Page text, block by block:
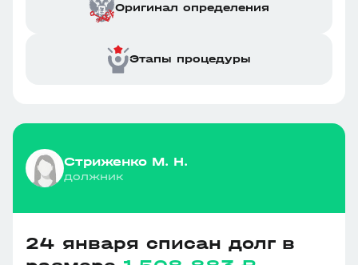
Оригинал определения
Этапы процедуры
Стриженко М. Н.
должник
24 января списан долг в